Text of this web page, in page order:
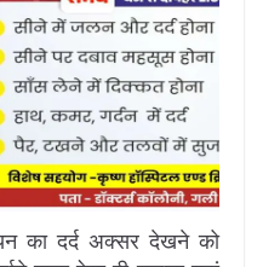
का दर्द अक्सर देखने को